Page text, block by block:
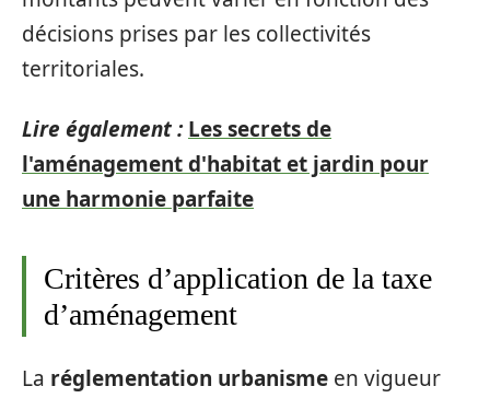
décisions prises par les collectivités
territoriales.
Lire également : Les secrets de
l'aménagement d'habitat et jardin pour
une harmonie parfaite
Critères d’application de la taxe
d’aménagement
La réglementation urbanisme en vigueur